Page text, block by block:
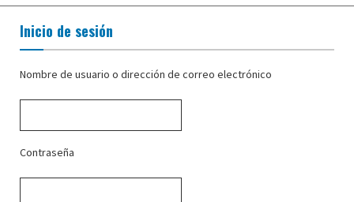
Inicio de sesión
Nombre de usuario o dirección de correo electrónico
Contraseña